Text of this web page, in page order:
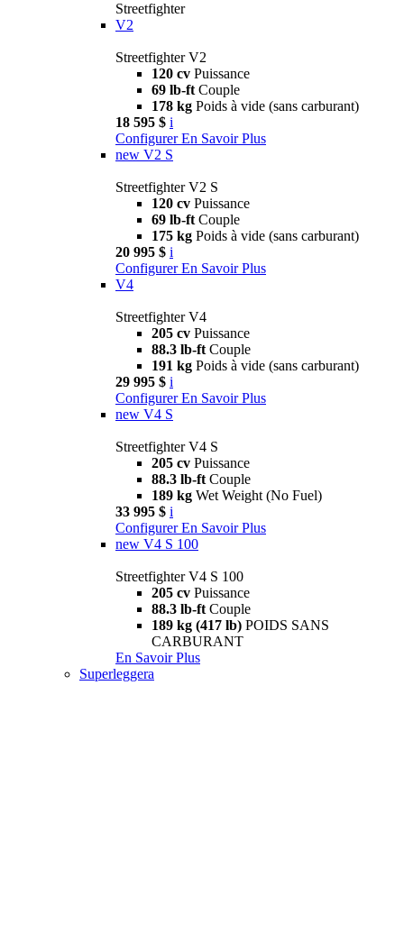
Streetfighter
V2
Streetfighter V2
120 cv Puissance
69 lb-ft Couple
178 kg Poids à vide (sans carburant)
18 595 $ i
Configurer En Savoir Plus
new V2 S
Streetfighter V2 S
120 cv Puissance
69 lb-ft Couple
175 kg Poids à vide (sans carburant)
20 995 $ i
Configurer En Savoir Plus
V4
Streetfighter V4
205 cv Puissance
88.3 lb-ft Couple
191 kg Poids à vide (sans carburant)
29 995 $ i
Configurer En Savoir Plus
new V4 S
Streetfighter V4 S
205 cv Puissance
88.3 lb-ft Couple
189 kg Wet Weight (No Fuel)
33 995 $ i
Configurer En Savoir Plus
new V4 S 100
Streetfighter V4 S 100
205 cv Puissance
88.3 lb-ft Couple
189 kg (417 lb) POIDS SANS
CARBURANT
En Savoir Plus
Superleggera